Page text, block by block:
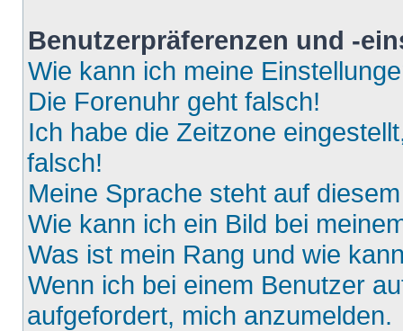
Benutzerpräferenzen und -
Wie kann ich meine
Die Forenuhr geht falsch!
Ich habe die Zeitzone
falsch!
Meine Sprache steht auf
Wie kann ich ein Bild bei
Was ist mein Rang und wie
Wenn ich bei einem Benutzer
aufgefordert, mich anzumelden.